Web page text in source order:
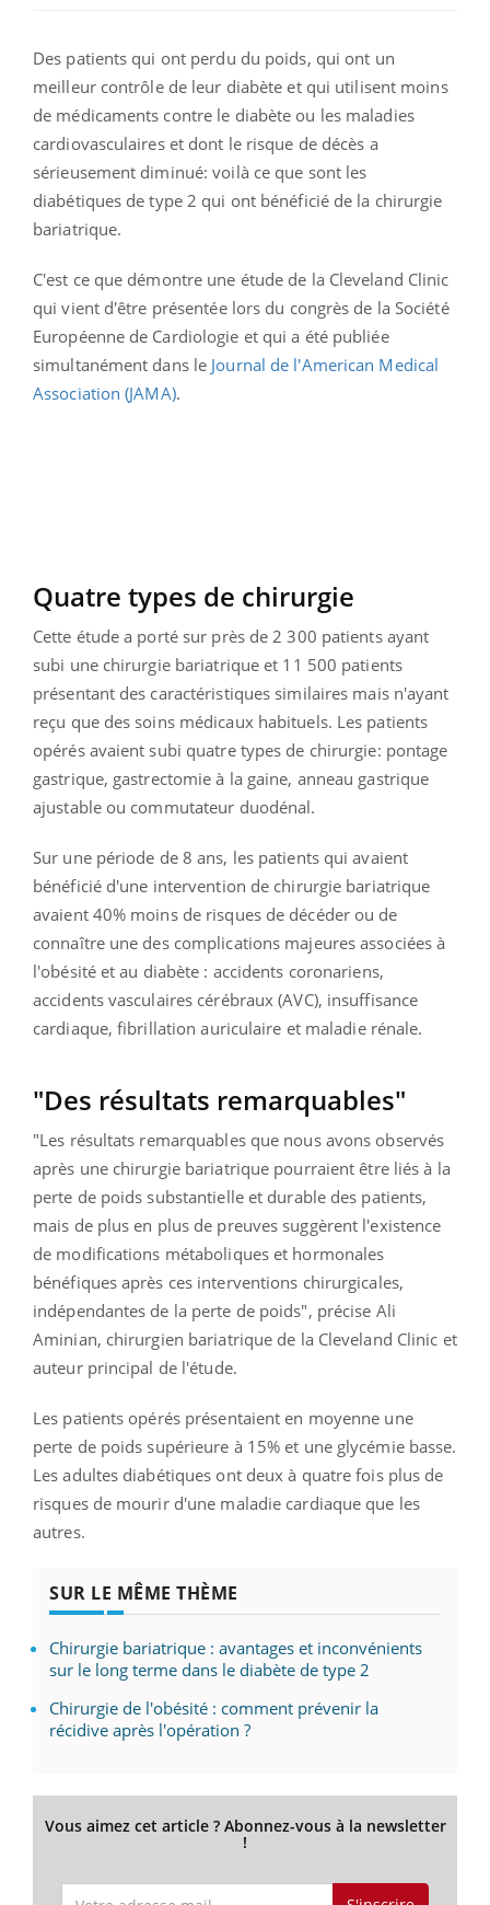
Des patients qui ont perdu du poids, qui ont un
meilleur contrôle de leur diabète et qui utilisent moins
de médicaments contre le diabète ou les maladies
cardiovasculaires et dont le risque de décès a
sérieusement diminué: voilà ce que sont les
diabétiques de type 2 qui ont bénéficié de la chirurgie
bariatrique.
C'est ce que démontre une étude de la Cleveland Clinic
qui vient d'être présentée lors du congrès de la Société
Européenne de Cardiologie et qui a été publiée
simultanément dans le Journal de l'American Medical
Association (JAMA).
Quatre types de chirurgie
Cette étude a porté sur près de 2 300 patients ayant
subi une chirurgie bariatrique et 11 500 patients
présentant des caractéristiques similaires mais n'ayant
reçu que des soins médicaux habituels. Les patients
opérés avaient subi quatre types de chirurgie: pontage
gastrique, gastrectomie à la gaine, anneau gastrique
ajustable ou commutateur duodénal.
Sur une période de 8 ans, les patients qui avaient
bénéficié d'une intervention de chirurgie bariatrique
avaient 40% moins de risques de décéder ou de
connaître une des complications majeures associées à
l'obésité et au diabète : accidents coronariens,
accidents vasculaires cérébraux (AVC), insuffisance
cardiaque, fibrillation auriculaire et maladie rénale.
"Des résultats remarquables"
"Les résultats remarquables que nous avons observés
après une chirurgie bariatrique pourraient être liés à la
perte de poids substantielle et durable des patients,
mais de plus en plus de preuves suggèrent l'existence
de modifications métaboliques et hormonales
bénéfiques après ces interventions chirurgicales,
indépendantes de la perte de poids", précise Ali
Aminian, chirurgien bariatrique de la Cleveland Clinic et
auteur principal de l'étude.
Les patients opérés présentaient en moyenne une
perte de poids supérieure à 15% et une glycémie basse.
Les adultes diabétiques ont deux à quatre fois plus de
risques de mourir d'une maladie cardiaque que les
autres.
SUR LE MÊME THÈME
Chirurgie bariatrique : avantages et inconvénients
sur le long terme dans le diabète de type 2
Chirurgie de l'obésité : comment prévenir la
récidive après l'opération ?
Vous aimez cet article ? Abonnez-vous à la newsletter
!